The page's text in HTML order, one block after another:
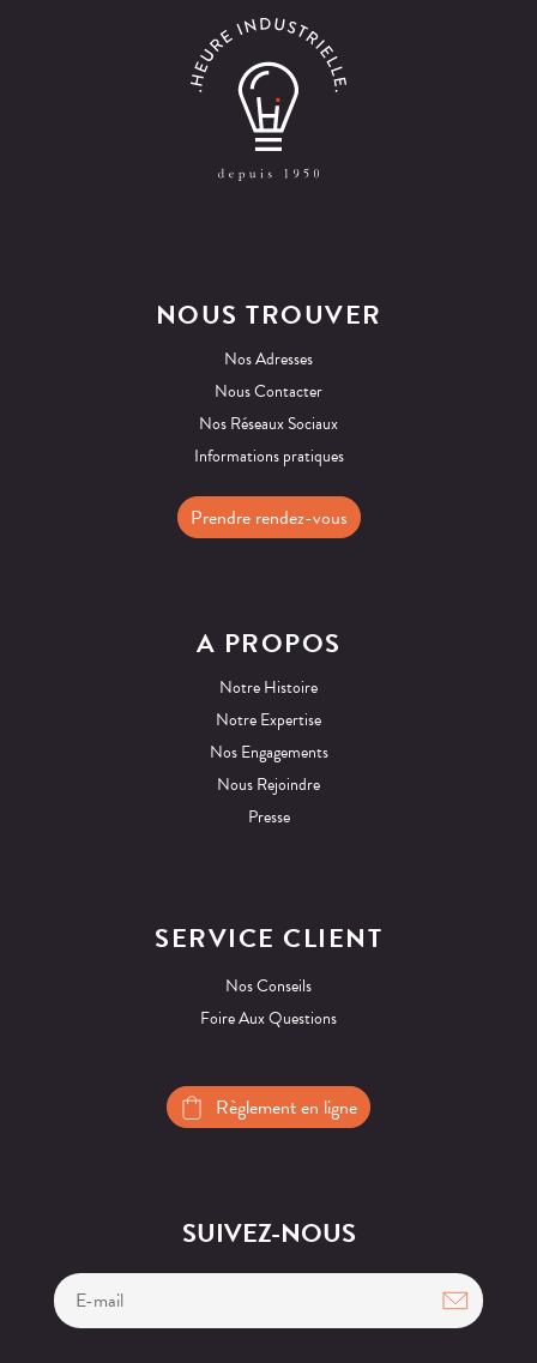
NOUS TROUVER
Nos Adresses
Nous Contacter
Nos Réseaux Sociaux
Informations pratiques
Prendre rendez-vous
A PROPOS
Notre Histoire
Notre Expertise
Nos Engagements
Nous Rejoindre
Presse
SERVICE CLIENT
Nos Conseils
Foire Aux Questions
Règlement en ligne
SUIVEZ-NOUS